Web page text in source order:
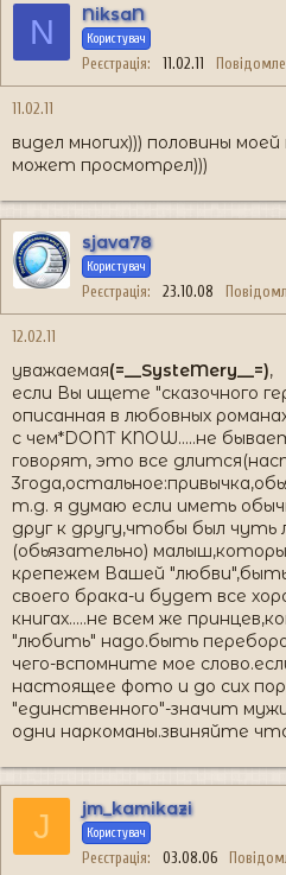
N NiksaN
Користувач
Реєстрація 11.02.11
11.02.11
видел многих))) половины
может просмотрел)))
sjava78
Користувач
Реєстрація 23.10.08
12.02.11
уважаемая(=__SysteMery__=),
если Вы ищете "сказочного
описанная в любовных
с чем*DONT KNOW.....не
говорят, это все
т.д. я думаю если иметь
друг к другу,чтобы был чуть
(обьязательно)
крепежем Вашей
своего брака-и будет все
книгах.....не всем же
"любить" надо.быть
чего-вспомните мое
настоящее фото и до сих
"единственного"-значит
одни наркоманы.звиняйте
J jm_kamikazi
Користувач
Реєстрація 03.08.06